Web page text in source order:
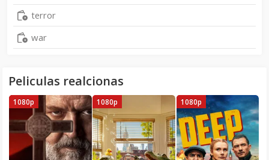
terror
war
Peliculas realcionas
1080p 1080p 1080p